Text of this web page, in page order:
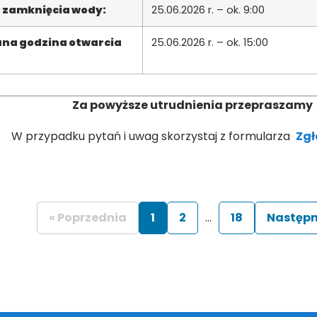
zamknięcia wody: 25.06.2026 r. – ok. 9:00
godzina otwarcia
25.06.2026 r. – ok. 15:00
Za powyższe utrudnienia przepraszamy
W przypadku pytań i uwag skorzystaj z formularza
« Poprzednia 1 2 ... 18